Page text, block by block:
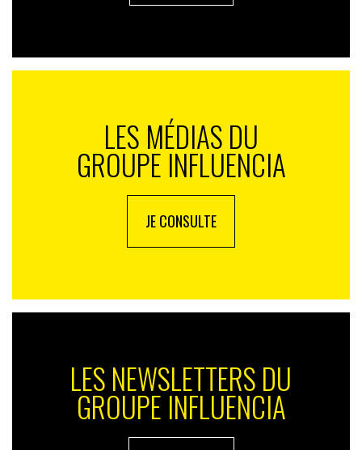
LES MÉDIAS DU
GROUPE INFLUENCIA
JE CONSULTE
LES NEWSLETTERS DU
GROUPE INFLUENCIA